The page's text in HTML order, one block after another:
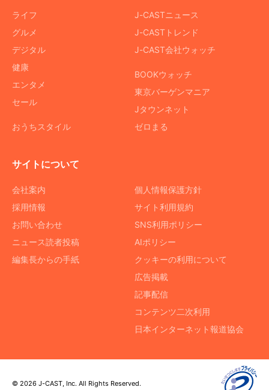
ライフ
グルメ
デジタル
健康
エンタメ
セール
おうちスタイル
J-CASTニュース
J-CASTトレンド
J-CAST会社ウォッチ
BOOKウォッチ
東京バーゲンマニア
Jタウンネット
ゼロまる
サイトについて
会社案内
採用情報
お問い合わせ
ニュース読者投稿
編集長からの手紙
個人情報保護方針
サイト利用規約
SNS利用ポリシー
AIポリシー
クッキーの利用について
広告掲載
記事配信
コンテンツ二次利用
日本インターネット報道協会
© 2026 J-CAST, Inc. All Rights Reserved.